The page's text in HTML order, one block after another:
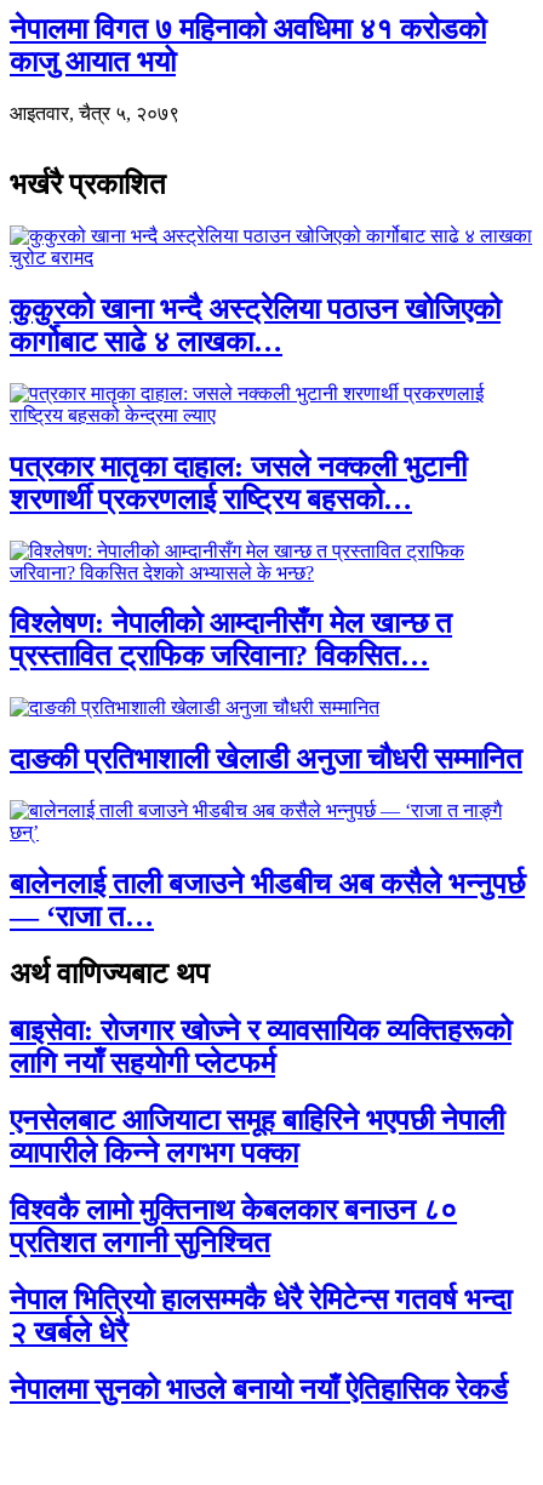
नेपालमा विगत ७ महिनाको अवधिमा ४१ करोडको
काजु आयात भयो
आइतवार, चैत्र ५, २०७९
भर्खरै प्रकाशित
कुकुरको खाना भन्दै अस्ट्रेलिया पठाउन खोजिएको
कार्गोबाट साढे ४ लाखका…
पत्रकार मातृका दाहाल: जसले नक्कली भुटानी
शरणार्थी प्रकरणलाई राष्ट्रिय बहसको…
विश्लेषण: नेपालीको आम्दानीसँग मेल खान्छ त
प्रस्तावित ट्राफिक जरिवाना? विकसित…
दाङकी प्रतिभाशाली खेलाडी अनुजा चौधरी सम्मानित
बालेनलाई ताली बजाउने भीडबीच अब कसैले भन्नुपर्छ
— ‘राजा त…
अर्थ वाणिज्यबाट थप
बाइसेवा: रोजगार खोज्ने र व्यावसायिक व्यक्तिहरूको
लागि नयाँ सहयोगी प्लेटफर्म
एनसेलबाट आजियाटा समूह बाहिरिने भएपछी नेपाली
व्यापारीले किन्ने लगभग पक्का
विश्वकै लामो मुक्तिनाथ केबलकार बनाउन ८०
प्रतिशत लगानी सुनिश्चित
नेपाल भित्रियो हालसम्मकै धेरै रेमिटेन्स गतवर्ष भन्दा
२ खर्बले धेरै
नेपालमा सुनको भाउले बनायो नयाँ ऐतिहासिक रेकर्ड